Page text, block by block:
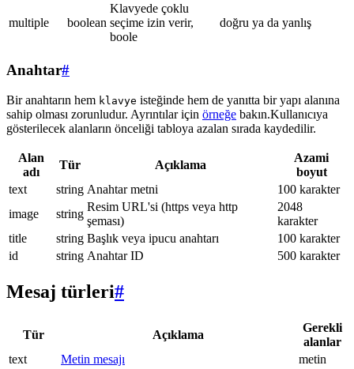
multiple boolean
Klavyede çoklu
seçime izin verir,
boole
doğru ya da yanlış
Anahtar#
Bir anahtarın hem klavye isteğinde hem de yanıtta bir yapı alanına
sahip olması zorunludur. Ayrıntılar için örneğe bakın.Kullanıcıya
gösterilecek alanların önceliği tabloya azalan sırada kaydedilir.
Alan
adı
Tür Açıklama
Azami
boyut
text
string Anahtar metni
100 karakter
image
string
Resim URL'si (https veya http
şeması)
2048
karakter
title
string Başlık veya ipucu anahtarı
100 karakter
id
string Anahtar ID 500 karakter
Mesaj türleri#
Tür Açıklama
Gerekli
alanlar
text
Metin mesajı
metin